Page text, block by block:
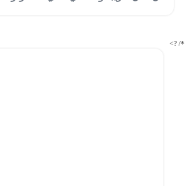
*/ ?>